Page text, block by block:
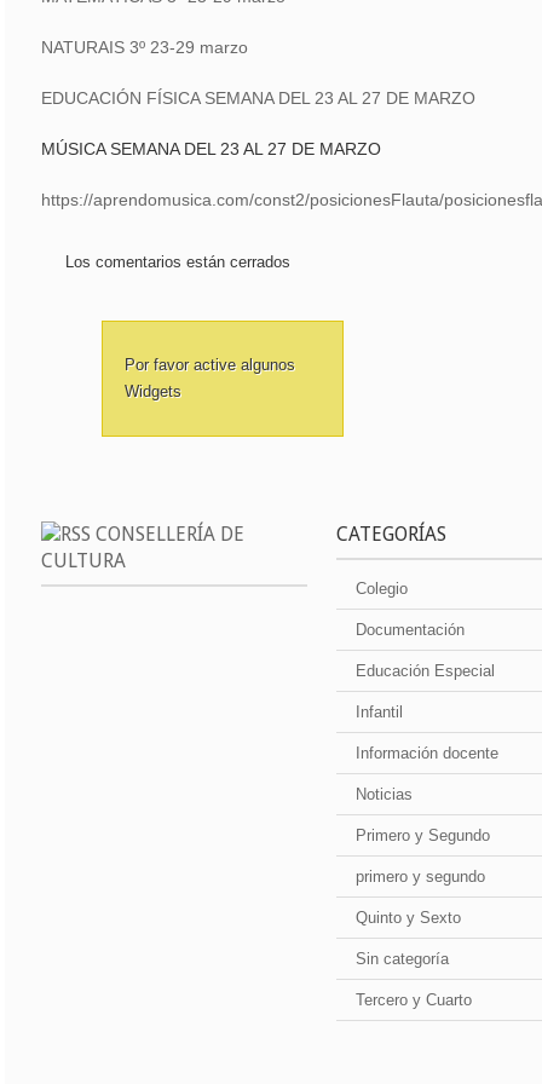
NATURAIS 3º 23-29 marzo
EDUCACIÓN FÍSICA SEMANA DEL 23 AL 27 DE MARZO
MÚSICA SEMANA DEL 23 AL 27 DE MARZO
https://aprendomusica.com/const2/posicionesFlauta/
Los comentarios están cerrados
Por favor active algunos
Widgets
CONSELLERÍA DE
CULTURA
CATEGORÍAS
Colegio
Documentación
Educación Especial
Infantil
Información docente
Noticias
Primero y Segundo
primero y segundo
Quinto y Sexto
Sin categoría
Tercero y Cuarto